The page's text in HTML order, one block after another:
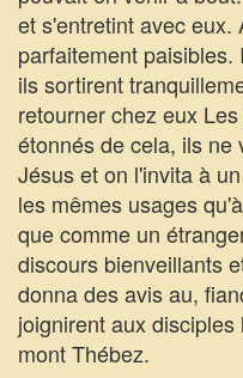
et s'entretint avec eux.
parfaitement
ils sortirent
retourner chez eux
étonnés de cela, ils
Jésus et on l'invita à
les mêmes usages
que comme un
discours bienveillants
donna des avis au,
joignirent aux
mont Thébez.